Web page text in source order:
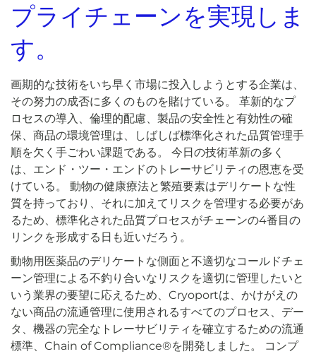
プライチェーンを実現しま
す。
画期的な技術をいち早く市場に投入しようとする企業は、
その努力の成否に多くのものを賭けている。 革新的なプ
ロセスの導入、倫理的配慮、製品の安全性と有効性の確
保、商品の環境管理は、しばしば標準化された品質管理手
順を欠く手ごわい課題である。 今日の技術革新の多く
は、エンド・ツー・エンドのトレーサビリティの恩恵を受
けている。 動物の健康療法と繁殖要素はデリケートな性
質を持っており、それに加えてリスクを管理する必要があ
るため、標準化された品質プロセスがチェーンの4番目の
リンクを形成する日も近いだろう。
動物用医薬品のデリケートな側面と不適切なコールドチェ
ーン管理による不釣り合いなリスクを適切に管理したいと
いう業界の要望に応えるため、Cryoportは、かけがえの
ない商品の流通管理に使用されるすべてのプロセス、デー
タ、機器の完全なトレーサビリティを確立するための流通
標準、Chain of Compliance®を開発しました。 コンプ